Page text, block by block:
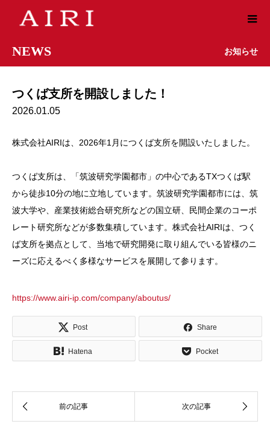
NEWS お知らせ
つくば支所を開設しました！
2026.01.05
株式会社AIRIは、2026年1月につくば支所を開設いたしました。
つくば支所は、「筑波研究学園都市」の中心であるTXつくば駅
から徒歩10分の地に立地しています。筑波研究学園都市には、筑
波大学や、産業技術総合研究所などの国立研、民間企業のコーポ
レート研究所などが多数集積しています。株式会社AIRIは、つく
ば支所を拠点として、当地で研究開発に取り組んでいる皆様のニ
ーズに応えるべく多様なサービスを展開して参ります。
https://www.airi-ip.com/company/aboutus/
Post Share
Hatena Pocket